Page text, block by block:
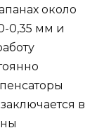
около
0,35 мм и
в